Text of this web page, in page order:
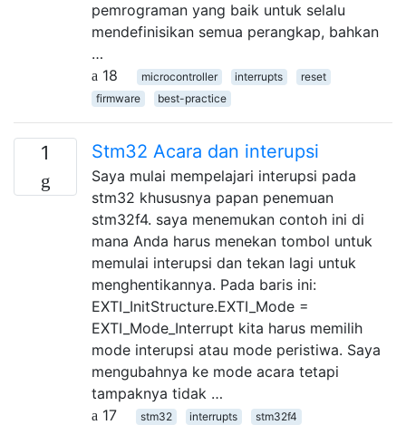
pemrograman yang baik untuk selalu
mendefinisikan semua perangkap, bahkan
…
18
microcontroller interrupts
reset
firmware
best-practice
1 Stm32 Acara dan interupsi
Saya mulai mempelajari interupsi pada
stm32 khususnya papan penemuan
stm32f4. saya menemukan contoh ini di
mana Anda harus menekan tombol untuk
memulai interupsi dan tekan lagi untuk
menghentikannya. Pada baris ini:
EXTI_InitStructure.EXTI_Mode =
EXTI_Mode_Interrupt kita harus memilih
mode interupsi atau mode peristiwa. Saya
mengubahnya ke mode acara tetapi
tampaknya tidak …
17
stm32 interrupts stm32f4